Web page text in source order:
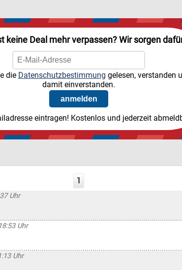
keine Deal mehr verpassen? Wir sorgen
die Datenschutzbestimmung gelesen, verstanden
damit einverstanden.
eintragen! Kostenlos und jederzeit
1
Uhr
Uhr
Uhr